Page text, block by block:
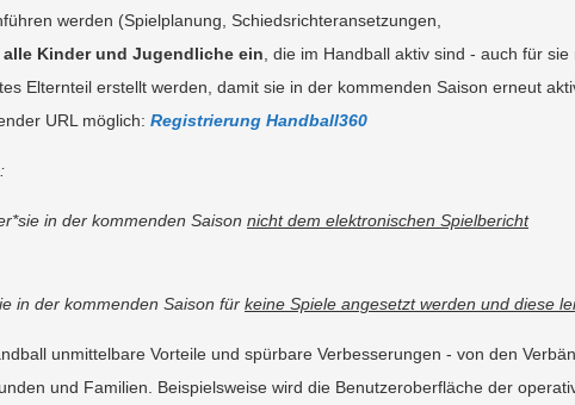
werden (Spielplanung, Schiedsrichteransetzungen,
Kinder und Jugendliche ein , die im Handball aktiv sind - auch für sie
Elternteil erstellt werden, damit sie in der kommenden Saison erneut
URL möglich: Registrierung Handball360
in der kommenden Saison nicht dem elektronischen Spielbericht
in der kommenden Saison für keine Spiele angesetzt werden und diese
unmittelbare Vorteile und spürbare Verbesserungen - von den
und Familien. Beispielsweise wird die Benutzeroberfläche der